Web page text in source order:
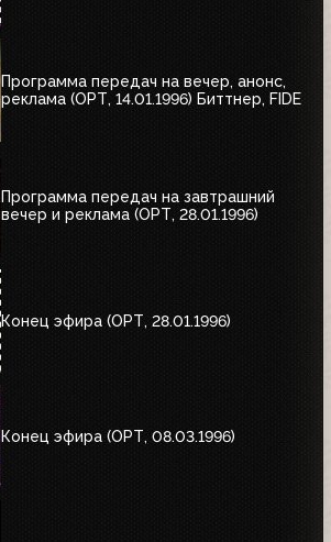
Программа передач на вечер, анонс,
реклама (ОРТ, 14.01.1996) Биттнер, FIDE
Программа передач на завтрашний
вечер и реклама (ОРТ, 28.01.1996)
Конец эфира (ОРТ, 28.01.1996)
Конец эфира (ОРТ, 08.03.1996)